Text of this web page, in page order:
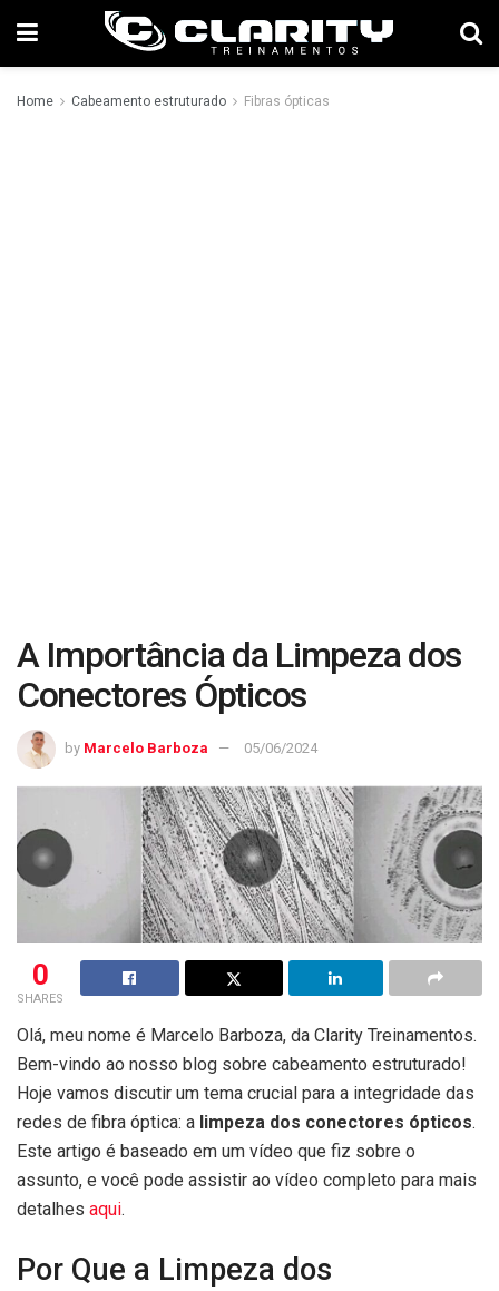
Home Cabeamento estruturado Fibras ópticas
A Importância da Limpeza dos
Conectores Ópticos
by Marcelo Barboza 05/06/2024
0
SHARES
Olá, meu nome é Marcelo Barboza, da Clarity Treinamentos.
Bem-vindo ao nosso blog sobre cabeamento estruturado!
Hoje vamos discutir um tema crucial para a integridade das
redes de fibra óptica: a limpeza dos conectores ópticos.
Este artigo é baseado em um vídeo que fiz sobre o
assunto, e você pode assistir ao vídeo completo para mais
detalhes aqui.
Por Que a Limpeza dos